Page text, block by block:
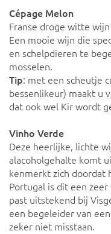
Cépage Melon
Franse droge witte
Een mooie wijn die
en schelpdieren te
mosselen.
Tip: met een scheutje
bessenlikeur) maakt u
dat ook wel Kir wordt
Vinho Verde
Deze heerlijke, lichte
alacoholgehalte komt
kenmerkt zich
Portugal is dit een
past uitstekend bij
een begeleider van
zeker niet misstaan.